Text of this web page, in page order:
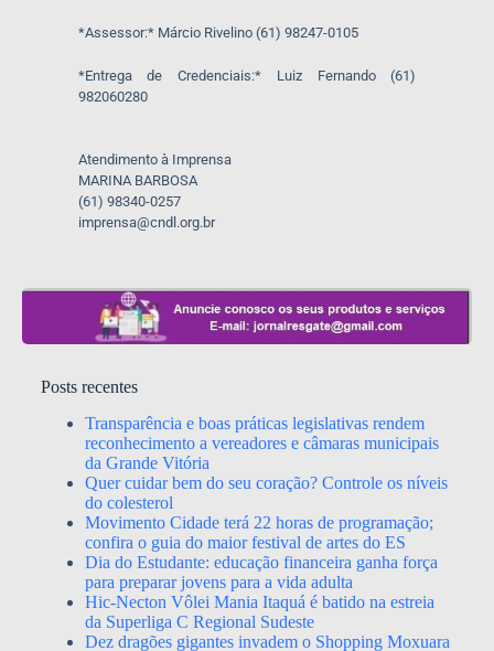
*Assessor:* Márcio Rivelino (61) 98247-0105
*Entrega de Credenciais:* Luiz Fernando (61)
982060280
Atendimento à Imprensa
MARINA BARBOSA
(61) 98340-0257
imprensa@cndl.org.br
Posts recentes
Transparência e boas práticas legislativas rendem
reconhecimento a vereadores e câmaras municipais
da Grande Vitória
Quer cuidar bem do seu coração? Controle os níveis
do colesterol
Movimento Cidade terá 22 horas de programação;
confira o guia do maior festival de artes do ES
Dia do Estudante: educação financeira ganha força
para preparar jovens para a vida adulta
Hic-Necton Vôlei Mania Itaquá é batido na estreia
da Superliga C Regional Sudeste
Dez dragões gigantes invadem o Shopping Moxuara